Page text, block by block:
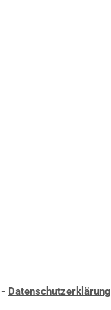
- Datenschutzerklärung